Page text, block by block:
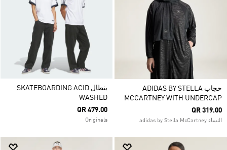
حجاب ADIDAS BY STELLA
MCCARTNEY WITH UNDERCAP
QR 319.00
النساء adidas by Stella McCartney
بنطال SKATEBOARDING ACID
WASHED
QR 479.00
Originals